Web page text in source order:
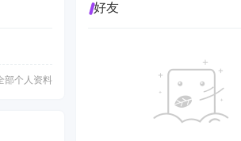
部个人资料
好友